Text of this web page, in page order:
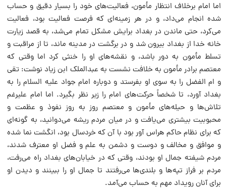
اما امام برخلاف انتظار مأمون، فعالیت‌هاى خود را بسیار دقیق و حساب
شده انجام مى‌داد، و در هر زمینه‌اى که فرصت فعالیت بود، فعالیت
مى‌کرد، حتى ماندن در بغداد برایش مشکل تمام مى‌شد، به قصد زیارت
خانه خدا از بغداد بیرون شد و در برگشت در مدینه ماند، تا از مراقبت و
تسلط مأمون به دور باشد، و نقشه‌هاى او را خنثى کرد اما وقتى که
معتصم برادر مأمون به خلافت نشست به عبدالملک ابن زیاد نوشت: تقى
و ام الفضل را به سوى او بفرستد و دوباره امام جواد علیه السلام را به
بغداد آورد، تا شخصاً حرکت‌هاى امام را زیر نظر بگیرد. اما امام علیرغم
تلاش‌ها و حیله‌هاى مأمون و معتصم روز به روز نفوذ و عظمت و
محبوبیت بیشترى مى‌یافت و در میان مردم ریشه مى‌دوانید، به گونه‌اى
که براى نظام حاکم هراس آور بود با آن که خردسال بود، انگشت نما شده
و موافق و مخالف و دوست و دشمن به علم و فضل او معترف شدند،
مردم شیفته جمال او بودند، وقتى که در خیابان‌هاى بغداد راه مى‌رفت،
مردم بر فراز تپه‌ها و بلندى‌ها مى‌رفتند تا جمال او را ببینند و دیدن او
براى آنان رویداد مهم به حساب مى‌آمد.